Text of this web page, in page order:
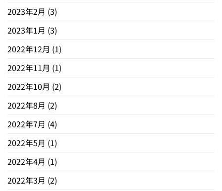
2023年2月 (3)
2023年1月 (3)
2022年12月 (1)
2022年11月 (1)
2022年10月 (2)
2022年8月 (2)
2022年7月 (4)
2022年5月 (1)
2022年4月 (1)
2022年3月 (2)